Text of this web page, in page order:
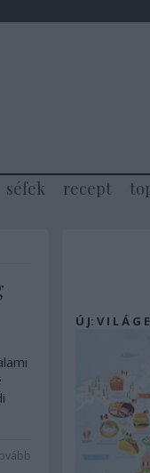
séfek recept
Ú J: V I L Á G